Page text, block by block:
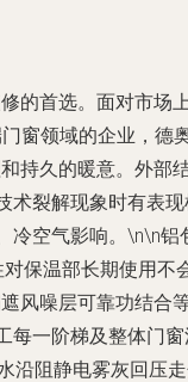
的首选。面对市场
窗领域的企业，德
持久的暖意。外部
裂解现象时有表
冷空气影响。\n\n
保温部长期使用
风噪层可靠功结合
一阶梯及整体门
阻静电雾灰回压